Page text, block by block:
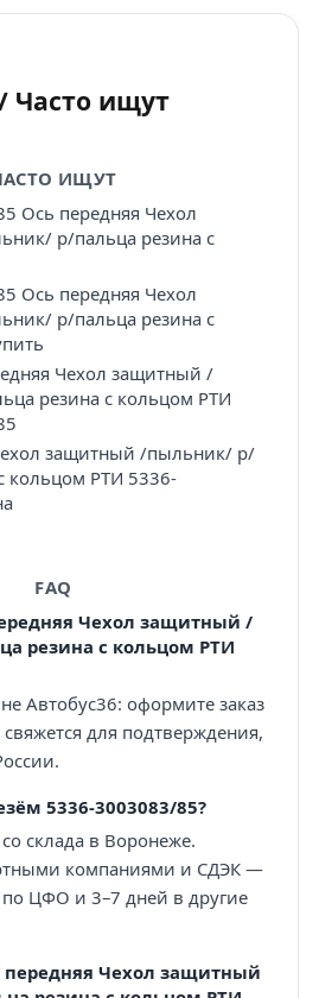
Часто ищут
ИЩУТ
Ось передняя Чехол
р/пальца резина с
Ось передняя Чехол
р/пальца резина с
Чехол защитный /
резина с кольцом РТИ
защитный /пыльник/ р/
кольцом РТИ 5336-
FAQ
Чехол защитный /
резина с кольцом РТИ
Автобус36: оформите заказ
для подтверждения,
5336-3003083/85?
склада в Воронеже.
компаниями и СДЭК —
по ЦФО и 3–7 дней в другие
Чехол защитный